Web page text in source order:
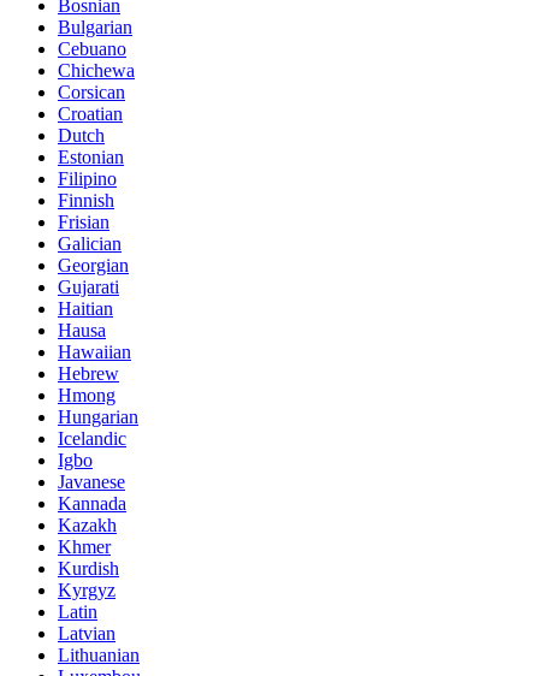
Bosnian
Bulgarian
Cebuano
Chichewa
Corsican
Croatian
Dutch
Estonian
Filipino
Finnish
Frisian
Galician
Georgian
Gujarati
Haitian
Hausa
Hawaiian
Hebrew
Hmong
Hungarian
Icelandic
Igbo
Javanese
Kannada
Kazakh
Khmer
Kurdish
Kyrgyz
Latin
Latvian
Lithuanian